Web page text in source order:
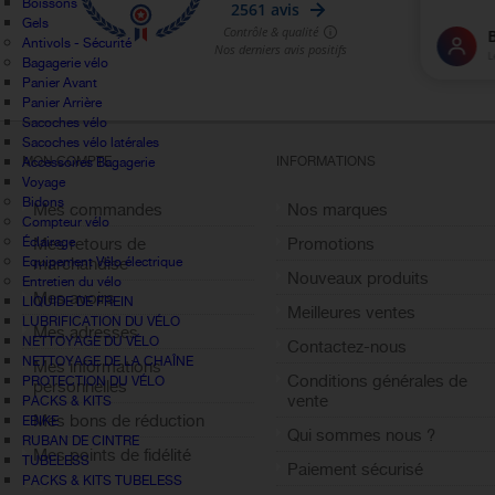
Boissons
Gels
Antivols - Sécurité
Bagagerie vélo
Panier Avant
Panier Arrière
Sacoches vélo
Sacoches vélo latérales
Accessoires Bagagerie
Voyage
Bidons
Compteur vélo
Éclairage
Equipement Vélo électrique
Entretien du vélo
LIQUIDE DE FREIN
LUBRIFICATION DU VÉLO
NETTOYAGE DU VÉLO
NETTOYAGE DE LA CHAÎNE
PROTECTION DU VÉLO
PACKS & KITS
EBIKE
RUBAN DE CINTRE
TUBELESS
PACKS & KITS TUBELESS
MON COMPTE
Mes commandes
Mes retours de
marchandise
Mes avoirs
Mes adresses
Mes informations
personnelles
Mes bons de réduction
Mes points de fidélité
Sign out
INFORMATIONS
Nos marques
Promotions
Nouveaux produits
Meilleures ventes
Contactez-nous
Conditions générales de
vente
Qui sommes nous ?
Paiement sécurisé